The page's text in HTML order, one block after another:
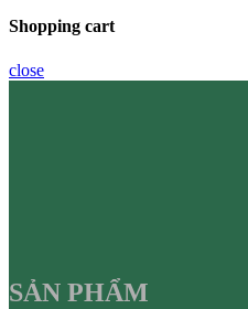
Shopping cart
close
SẢN PHẨM